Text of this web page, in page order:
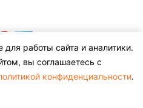
работы сайта и аналитики.
вы соглашаетесь с
конфиденциальности.